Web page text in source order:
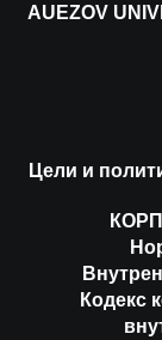
AUEZOV
Цели и
Кодекс